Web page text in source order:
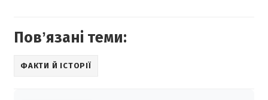
Повʼязані теми:
ФАКТИ Й ІСТОРІЇ